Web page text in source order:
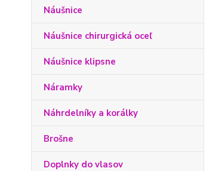
Náušnice
Náušnice chirurgická oceľ
Náušnice klipsne
Náramky
Náhrdelníky a korálky
Brošne
Doplnky do vlasov